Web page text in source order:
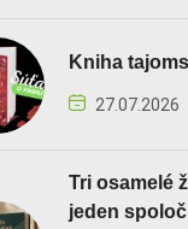
Kniha
27.07.2026
Tri osamelé
jeden